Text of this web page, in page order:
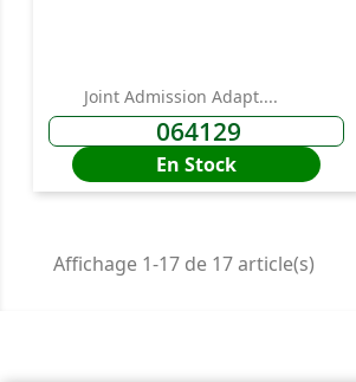
Joint Admission Adapt....
064129
En Stock
Affichage 1-17 de 17 article(s)